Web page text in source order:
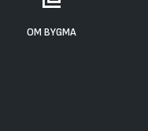
OM BYGMA